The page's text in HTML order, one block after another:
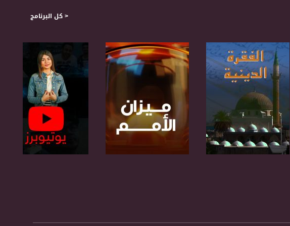
< كل البرنامج